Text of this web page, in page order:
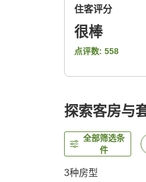
住客评分
很棒
点评数: 558
探索客房与
全部筛选条
件
3种房型